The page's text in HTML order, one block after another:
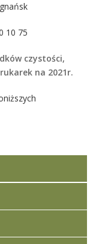
10 75
czystości,
na 2021r.